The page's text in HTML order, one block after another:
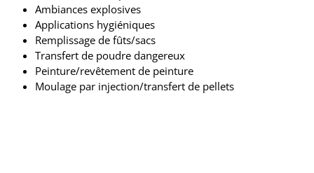
Ambiances explosives
Applications hygiéniques
Remplissage de fûts/sacs
Transfert de poudre dangereux
Peinture/revêtement de peinture
Moulage par injection/transfert de pellets